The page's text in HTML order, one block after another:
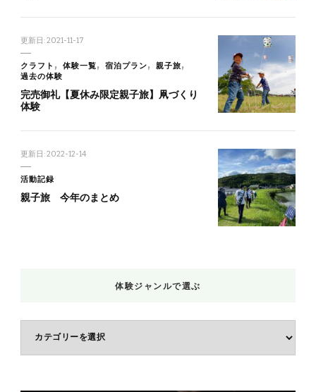
更新日:2021-11-17
クラフト 体験一覧 宿泊プラン
親子旅
過去の体験
完売御礼【夏休み限定親子旅】凧づくり
体験
更新日:2022-12-14
活動記録
親子旅 今年のまとめ
体験ジャンルで選ぶ
ャ